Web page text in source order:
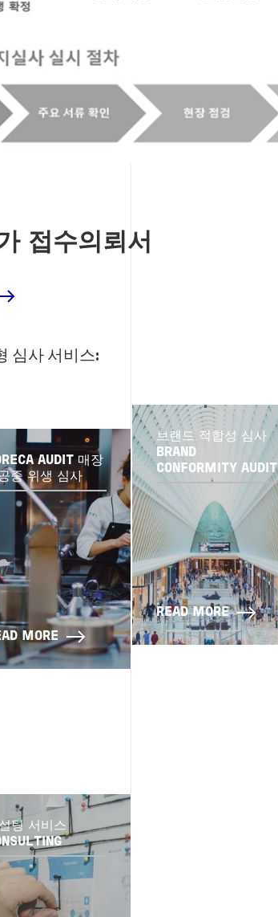
접수의뢰서
심사 서비스:
AUDIT 매장
중 위생 심사
MORE
브랜드 적합성 심사
BRAND
CONFORMITY AUDIT
READ MORE
팅 서비스